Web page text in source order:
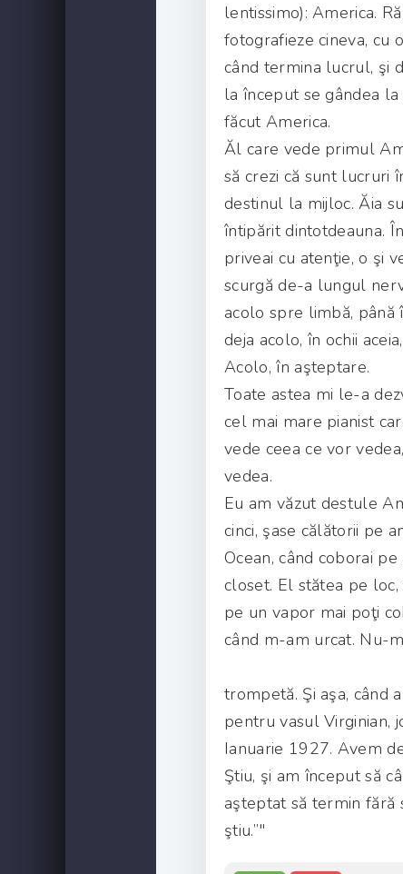
lentissimo): America.
fotografieze cineva, cu
când termina lucrul, şi
la început se gândea la
făcut America.
Ăl care vede primul
să crezi că sunt lucruri
destinul la mijloc. Ăia
întipărit dintotdeauna.
priveai cu atenţie, o şi
scurgă de-a lungul
acolo spre limbă, până
deja acolo, în ochii
Acolo, în aşteptare.
Toate astea mi le-a
cel mai mare pianist
vede ceea ce vor
vedea.
Eu am văzut destule
cinci, şase călătorii pe
Ocean, când coborai
closet. El stătea pe
pe un vapor mai poţi
când m-am urcat. Nu-
trompetă. Şi aşa, când
pentru vasul Virginian,
Ianuarie 1927. Avem
Ştiu, şi am început să
aşteptat să termin fără
ştiu.”"